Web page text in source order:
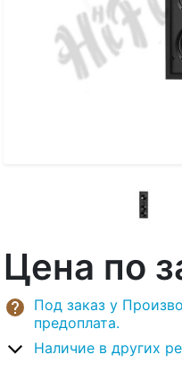
Цена по
Под заказ у
предоплата.
Наличие в других